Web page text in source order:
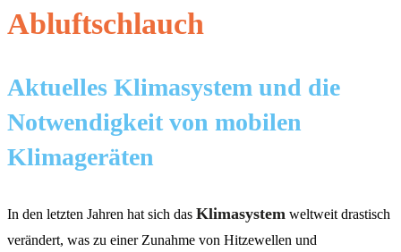
Abluftschlauch
Aktuelles Klimasystem und die
Notwendigkeit von mobilen
Klimageräten
In den letzten Jahren hat sich das Klimasystem weltweit drastisch
verändert, was zu einer Zunahme von Hitzewellen und